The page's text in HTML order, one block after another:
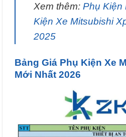
Xem thêm: Phụ Kiện
Kiện Xe Mitsubishi
2025
Bảng Giá Phụ Kiện Xe
Mới Nhất 2026